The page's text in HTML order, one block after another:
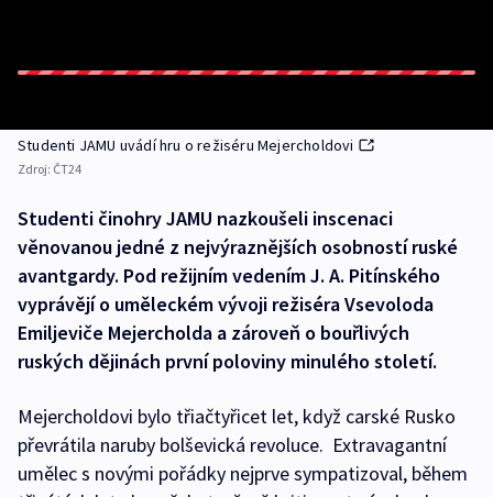
Studenti JAMU uvádí hru o režiséru Mejercholdovi
Zdroj: ČT24
Studenti činohry JAMU nazkoušeli inscenaci
věnovanou jedné z nejvýraznějších osobností ruské
avantgardy. Pod režijním vedením J. A. Pitínského
vyprávějí o uměleckém vývoji režiséra Vsevoloda
Emiljeviče Mejercholda a zároveň o bouřlivých
ruských dějinách první poloviny minulého století.
Mejercholdovi bylo třiačtyřicet let, když carské Rusko
převrátila naruby bolševická revoluce. Extravagantní
umělec s novými pořádky nejprve sympatizoval, během